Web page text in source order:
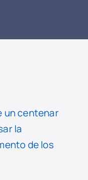
un centenar
la
de los